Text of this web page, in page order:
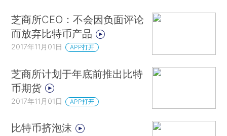
芝商所CEO：不会因负面评论
而放弃比特币产品
2017年11月01日 APP打开
芝商所计划于年底前推出比特
币期货
2017年11月01日 APP打开
比特币挤泡沫